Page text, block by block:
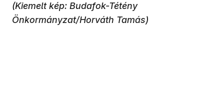
(Kiemelt kép: Budafok-Tétény
Önkormányzat/Horváth Tamás)